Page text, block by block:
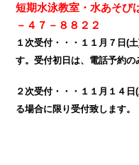
短期水泳教室・水あそ
－４７－８８２２
１次受付・・・１１月７日
す。受付初日は、電話予約の
２次受付・・・１１月１４
る場合に限り受付致します。